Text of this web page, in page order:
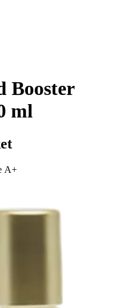
Booster
ml
A+